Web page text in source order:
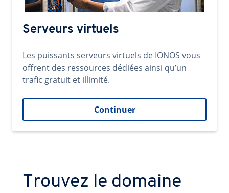
Serveurs virtuels
Les puissants serveurs virtuels de IONOS vous
offrent des ressources dédiées ainsi qu’un
trafic gratuit et illimité.
Continuer
Trouvez le domaine